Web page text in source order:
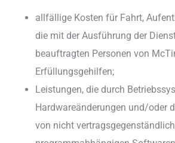
allfällige Kosten für Fahrt,
die mit der Ausführung der
beauftragten Personen von
Erfüllungsgehilfen;
Leistungen, die durch
Hardwareänderungen und/oder
von nicht